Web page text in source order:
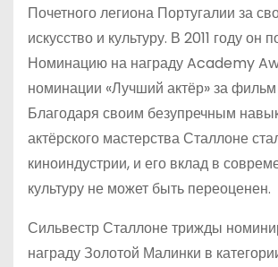
Почетного легиона Португалии за
искусство и культуру. В 2011 году он
Номинацию на награду Academy
номинации «Лучший актёр» за фильм
Благодаря своим безупречным
актёрского мастерства Сталлоне
киноиндустрии, и его вклад в
культуру не может быть переоценен.
Сильвестр Сталлоне трижды
награду Золотой Малинки в